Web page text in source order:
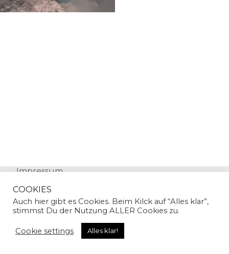
Impressum
© Copyright 2024 | Sandra Gallian | All Rights
COOKIES
Auch hier gibt es Cookies. Beim Kilck auf “Alles klar”,
stimmst Du der Nutzung ALLER Cookies zu.
Cookie settings Alles klar!